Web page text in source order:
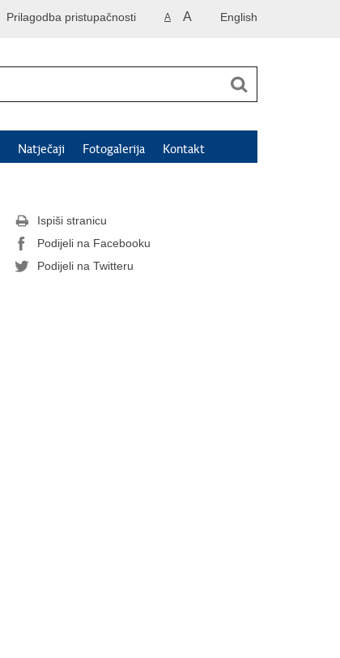
English
A A
Prilagodba pristupačnosti
Natječaji Fotogalerija Kontakt
Ispiši stranicu
Podijeli na Facebooku
Podijeli na Twitteru